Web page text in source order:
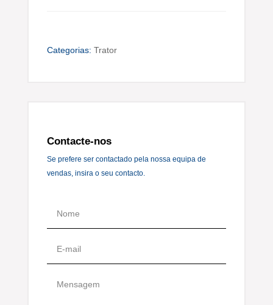
Categorias: Trator
Contacte-nos
Se prefere ser contactado pela nossa equipa de
vendas, insira o seu contacto.